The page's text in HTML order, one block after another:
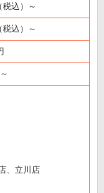
込）～
込）～
、立川店